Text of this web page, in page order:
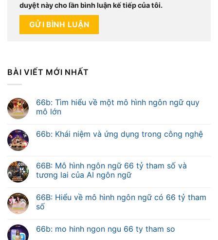
duyệt này cho lần bình luận kế tiếp của tôi.
BÀI VIẾT MỚI NHẤT
66b: Tìm hiểu về một mô hình ngôn ngữ quy
mô lớn
66b: Khái niệm và ứng dụng trong công nghệ
66B: Mô hình ngôn ngữ 66 tỷ tham số và
tương lai của AI ngôn ngữ
66B: Hiểu về mô hình ngôn ngữ có 66 tỷ tham
số
66b: mo hinh ngon ngu 66 ty tham so